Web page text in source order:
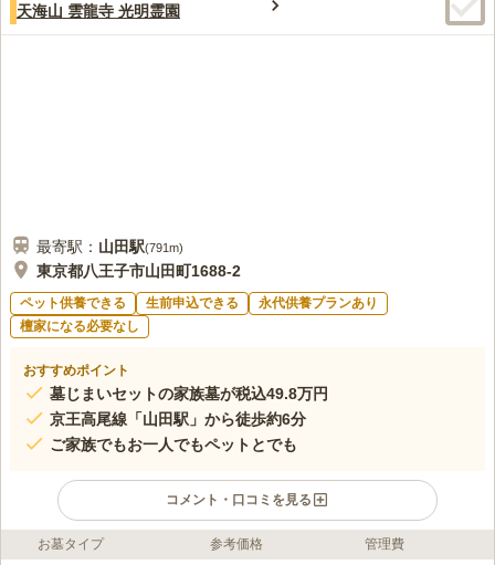
天海山 雲龍寺 光明霊園
最寄駅： 山田駅(791m)
東京都八王子市山田町1688-2
ペット供養できる 生前申込できる
永代供養プランあり
檀家になる必要なし
おすすめポイント
墓じまいセットの家族墓が税込49.8万円
京王高尾線「山田駅」から徒歩約6分
ご家族でもお一人でもペットとでも
コメント・口コミを見る
ライフドット編集部のコメント
お墓タイプ 参考価格 管理費